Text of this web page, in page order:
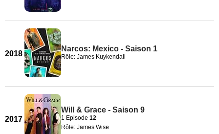
2018
Narcos: Mexico - Saison 1
Rôle: James Kuykendall
2017
Will & Grace - Saison 9
1 Episode 12
Rôle: James Wise